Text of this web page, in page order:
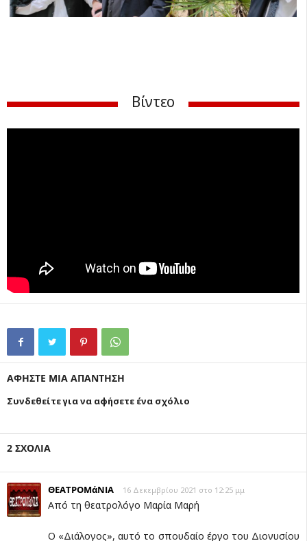
Previ
Next
Βίντεο
2 ΣΧΟΛΙΑ
ΘΕΑΤΡΟΜάΝΙΑ 16 Δεκεμβρίου 2021 στο 12:25 μμ
Από τη θεατρολόγο Μαρία Μαρή
Ο «Διάλογος», αυτό το σπουδαίο έργο του Διονυσίου
ΑΦΗΣΤΕ ΜΙΑ ΑΠΑΝΤΗΣΗ
Συνδεθείτε για να αφήσετε ένα σχόλιο